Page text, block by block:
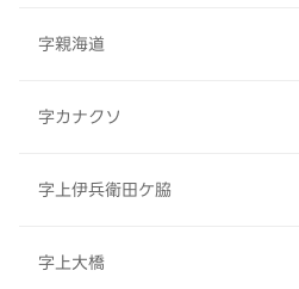
字親海道
字カナクソ
字上伊兵衛田ケ脇
字上大橋